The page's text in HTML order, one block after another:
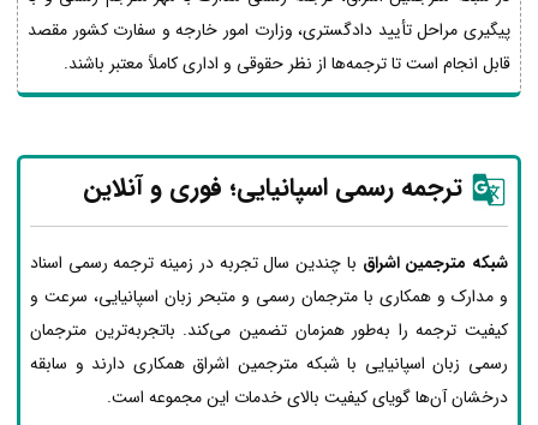
پیگیری مراحل تأیید دادگستری، وزارت امور خارجه و سفارت کشور مقصد
قابل انجام است تا ترجمه‌ها از نظر حقوقی و اداری کاملاً معتبر باشند.
ترجمه رسمی اسپانیایی؛ فوری و آنلاین
شبکه مترجمین اشراق با چندین سال تجربه در زمینه ترجمه رسمی اسناد
و مدارک و همکاری با مترجمان رسمی و متبحر زبان اسپانیایی، سرعت و
کیفیت ترجمه را به‌طور همزمان تضمین می‌کند. باتجربه‌ترین مترجمان
رسمی زبان اسپانیایی با شبکه مترجمین اشراق همکاری دارند و سابقه
درخشان آن‌ها گویای کیفیت بالای خدمات این مجموعه است.